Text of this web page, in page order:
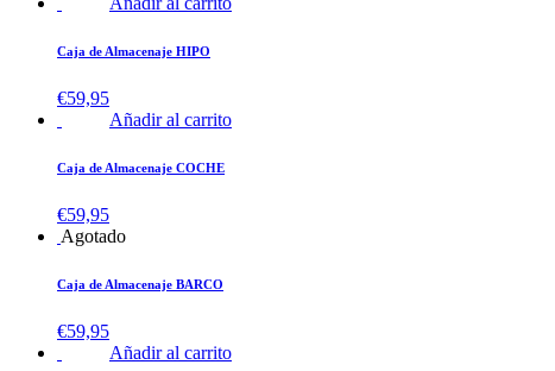
Caja de Almacenaje HIPO
€59,95
Añadir al carrito
Caja de Almacenaje COCHE
€59,95
Agotado
Caja de Almacenaje BARCO
€59,95
Añadir al carrito